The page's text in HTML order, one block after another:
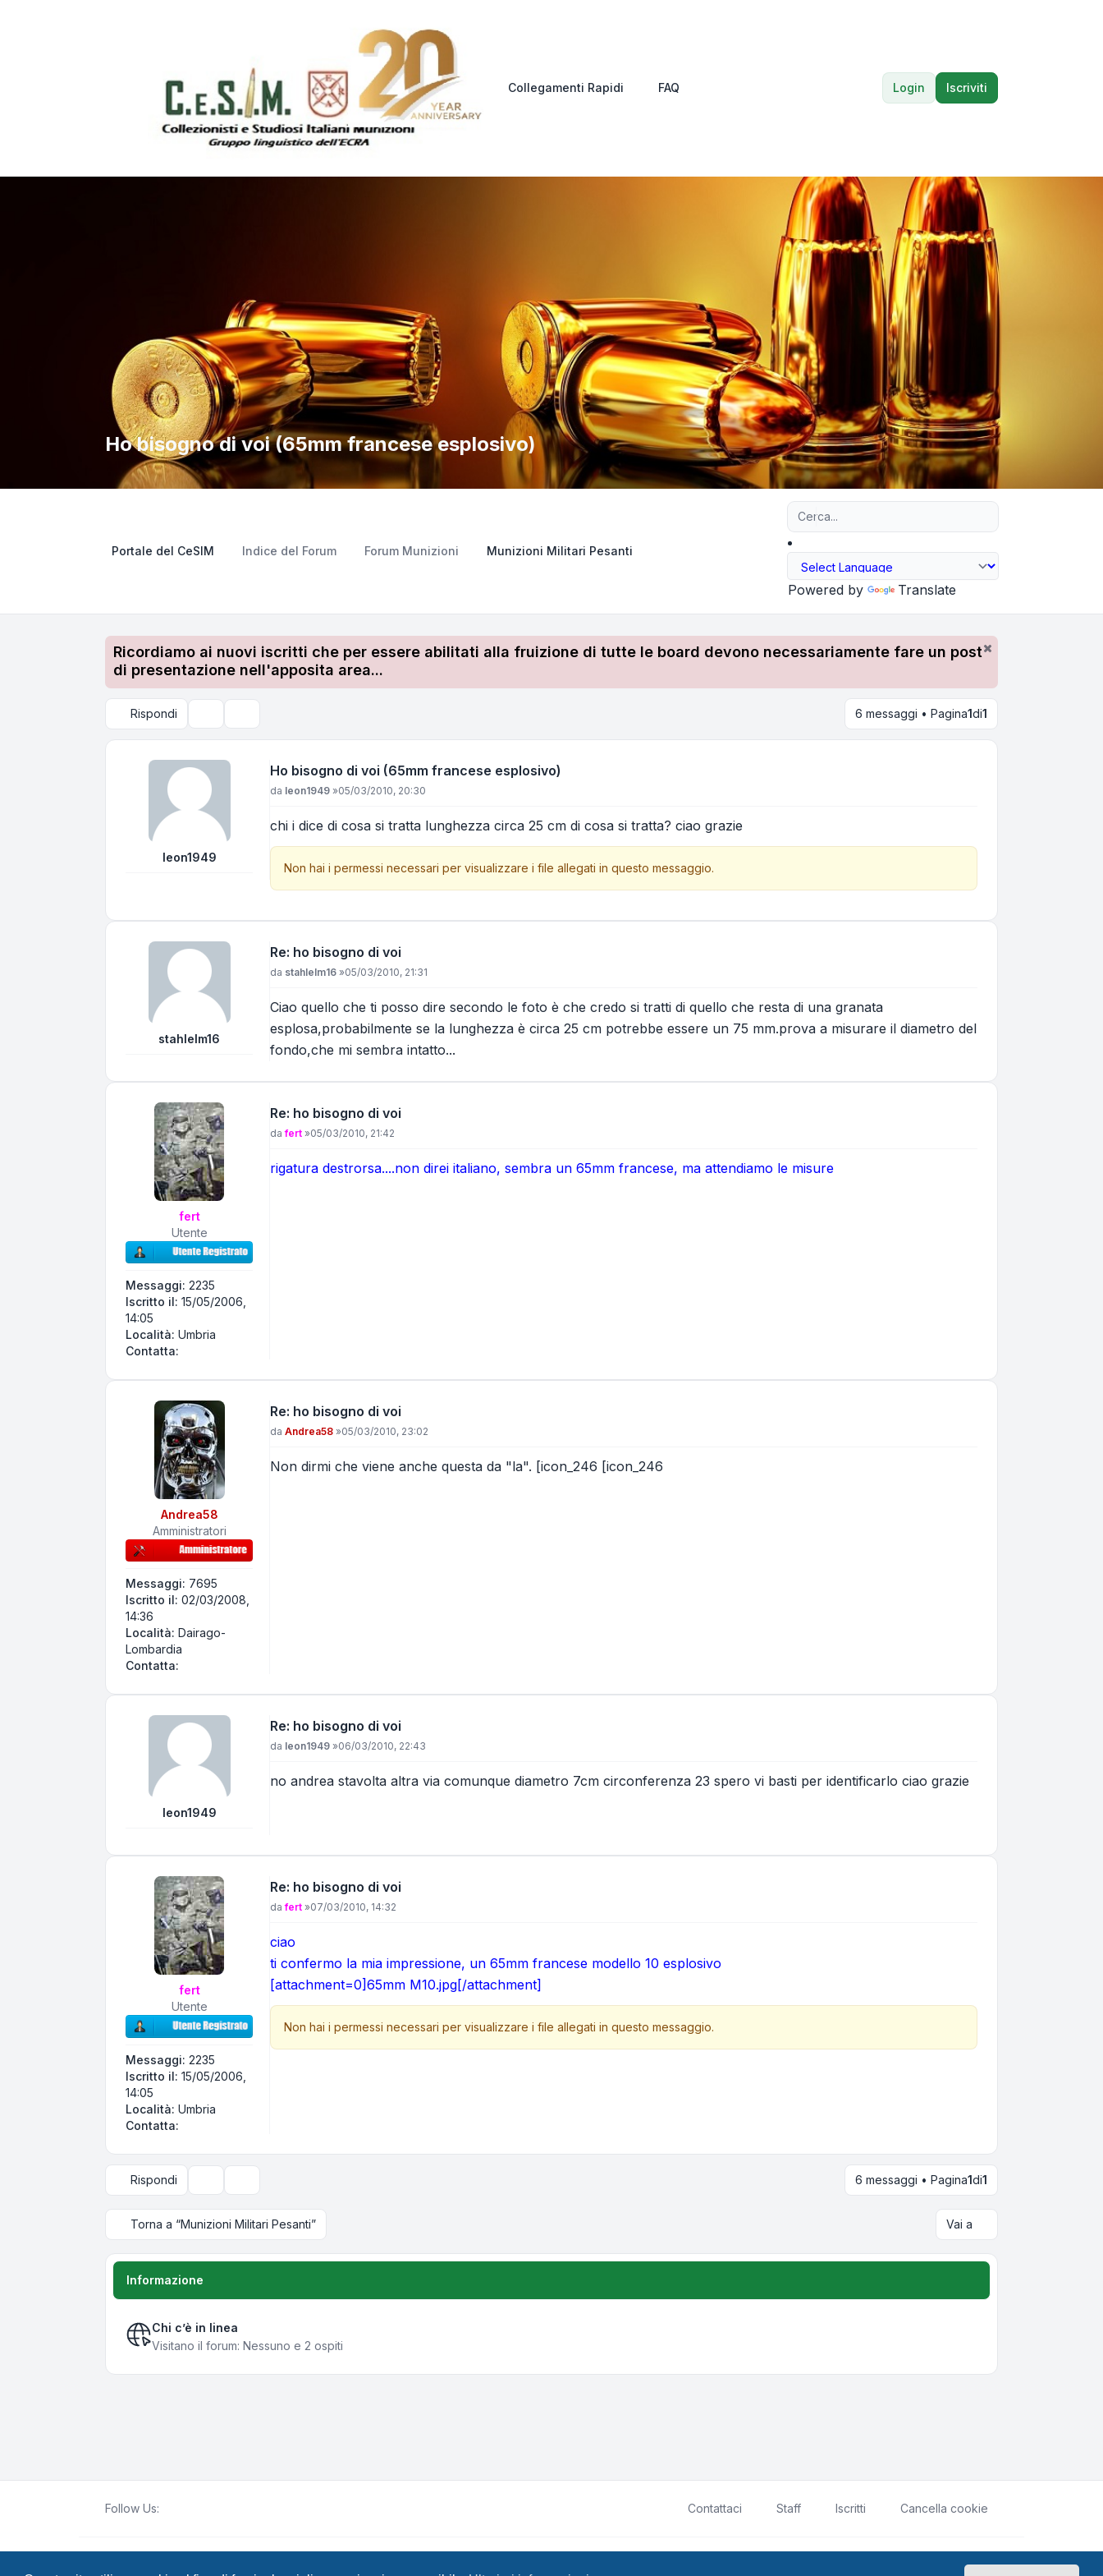
Collegamenti Rapidi FAQ Login Iscriviti
Ho bisogno di voi (65mm francese esplosivo)
Portale del CeSIM Indice del Forum Forum Munizioni Munizioni Militari Pesanti
Powered by Translate
Ricordiamo ai nuovi iscritti che per essere abilitati alla fruizione di tutte le board devono necessariamente fare un post
di presentazione nell'apposita area...
Rispondi 6 messaggi • Pagina1di1
leon1949
Ho bisogno di voi (65mm francese esplosivo)
Messaggio
da leon1949 »05/03/2010, 20:30
chi i dice di cosa si tratta lunghezza circa 25 cm di cosa si tratta? ciao grazie
Non hai i permessi necessari per visualizzare i file allegati in questo messaggio.
stahlelm16
Re: ho bisogno di voi
Messaggio
da stahlelm16 »05/03/2010, 21:31
Ciao quello che ti posso dire secondo le foto è che credo si tratti di quello che resta di una granata
esplosa,probabilmente se la lunghezza è circa 25 cm potrebbe essere un 75 mm.prova a misurare il diametro del
fondo,che mi sembra intatto...
fert
Utente
Messaggi: 2235
Iscritto il: 15/05/2006,
14:05
Località: Umbria
Contatta:
Re: ho bisogno di voi
Messaggio
dafert »05/03/2010, 21:42
rigatura destrorsa....non direi italiano, sembra un 65mm francese, ma attendiamo le misure
Andrea58
Amministratori
Messaggi: 7695
Iscritto il: 02/03/2008,
14:36
Località: Dairago-
Lombardia
Contatta:
Re: ho bisogno di voi
Messaggio
da Andrea58 »05/03/2010, 23:02
Non dirmi che viene anche questa da "la". [icon_246 [icon_246
leon1949
Re: ho bisogno di voi
Messaggio
da leon1949 »06/03/2010, 22:43
no andrea stavolta altra via comunque diametro 7cm circonferenza 23 spero vi basti per identificarlo ciao grazie
fert
Utente
Messaggi: 2235
Iscritto il: 15/05/2006,
14:05
Località: Umbria
Contatta:
Re: ho bisogno di voi
Messaggio
dafert »07/03/2010, 14:32
ciao
ti confermo la mia impressione, un 65mm francese modello 10 esplosivo
[attachment=0]65mm M10.jpg[/attachment]
Non hai i permessi necessari per visualizzare i file allegati in questo messaggio.
Rispondi 6 messaggi • Pagina1di1
Torna a “Munizioni Militari Pesanti” Vai a
Informazione
Chi c’è in linea
Visitano il forum: Nessuno e 2 ospiti
Follow Us: Contattaci Staff Iscritti Cancella cookie
UTC+02:00